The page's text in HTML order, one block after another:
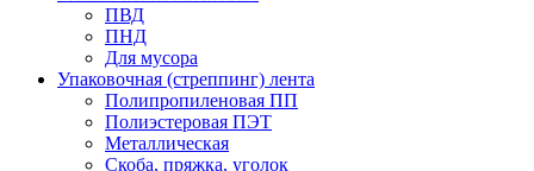
ПВД
ПНД
Для мусора
Упаковочная (стреппинг) лента
Полипропиленовая ПП
Полиэстеровая ПЭТ
Металлическая
Скоба, пряжка, уголок